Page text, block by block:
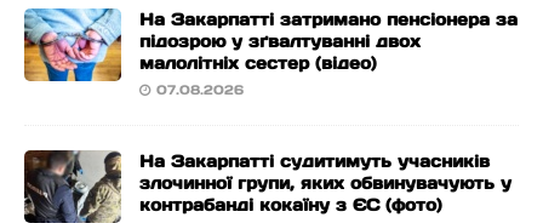
На Закарпатті затримано пенсіонера за
підозрою у зґвалтуванні двох
малолітніх сестер (відео)
07.08.2026
На Закарпатті судитимуть учасників
злочинної групи, яких обвинувачують у
контрабанді кокаїну з ЄС (фото)